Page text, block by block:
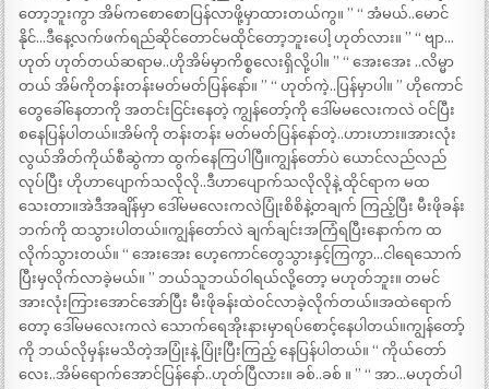
တော့ဘူးကွာ အိမ်ကစောစောပြန်လာဖို့မှာထားတယ်ကွ။ ” “ အံမယ်..မောင်
နိုင်…ဒီနေ့လက်ဖက်ရည်ဆိုင်တောင်မထိုင်တော့ဘူးပေါ့ ဟုတ်လား။ ” “ ဗျာ…
ဟုတ် ဟုတ်တယ်ဆရာမ..ဟိုအိမ်မှာကိစ္စလေးရှိလို့ပါ။ ” “ အေးအေး ..လိမ္မာ
တယ် အိမ်ကိုတန်းတန်းမတ်မတ်ပြန်နော်။ ” “ ဟုတ်ကဲ့..ပြန်မှာပါ။ ” ဟိုကောင်
တွေခေါ်နေတာကို အတင်းငြင်းနေတဲ့ ကျွန်တော့်ကို ဒေါ်မမလေးကလဲ ဝင်ပြီး
စနေပြန်ပါတယ်။အိမ်ကို တန်းတန်း မတ်မတ်ပြန်နော်တဲ့..ဟားဟား။အားလုံး
လွယ်အိတ်ကိုယ်စီဆွဲကာ ထွက်နေကြပါပြီ။ကျွန်တော်ပဲ ယောင်လည်လည်
လုပ်ပြီး ဟိုဟာပျောက်သလိုလို..ဒီဟာပျောက်သလိုလိုနဲ့ ထိုင်ရာက မထ
သေးတာ။အဲဒီအချိန်မှာ ဒေါ်မမလေးကလဲပြုံးစိစိနဲ့တချက် ကြည့်ပြီး မီးဖိုခန်း
ဘက်ကို ထသွားပါတယ်။ကျွန်တော်လဲ ချက်ချင်းအကြံရပြီးနောက်က ထ
လိုက်သွားတယ်။ “ အေးအေး ဟေ့ကောင်တွေသွားနှင့်ကြကွာ…ငါရေသောက်
ပြီးမှလိုက်လာခဲ့မယ်။ ” ဘယ်သူဘယ်ဝါရယ်လို့တော့ မဟုတ်ဘူး။ တမင်
အားလုံးကြားအောင်အော်ပြီး မီးဖိုခန်းထဲဝင်လာခဲ့လိုက်တယ်။အထဲရောက်
တော့ ဒေါ်မမလေးကလဲ သောက်ရေအိုးနားမှာရပ်စောင့်နေပါတယ်။ကျွန်တော့်
ကို ဘယ်လိုမှန်းမသိတဲ့အပြုံးနဲ့ ပြုံးပြီးကြည့် နေပြန်ပါတယ်။ “ ကိုယ်တော်
လေး..အိမ်ရောက်အောင်ပြန်နော်..ဟုတ်ပြီလား။ ခစ်..ခစ် ။ ” “ အာ…မဟုတ်ပါ